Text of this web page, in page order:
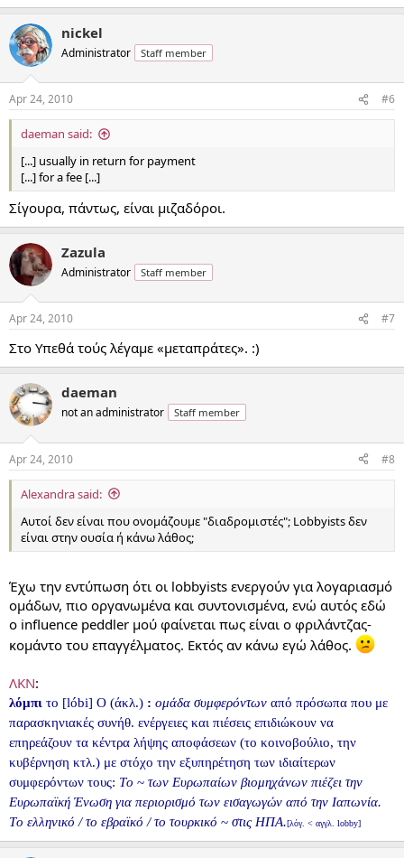
nickel
Administrator Staff member
Apr 24, 2010 #6
daeman said:
[...] usually in return for payment
[...] for a fee [...]
Σίγουρα, πάντως, είναι μιζαδόροι.
Zazula
Administrator Staff member
Apr 24, 2010 #7
Στο Υπεθά τούς λέγαμε «μεταπράτες». :)
daeman
not an administrator Staff member
Apr 24, 2010 #8
Alexandra said:
Αυτοί δεν είναι που ονομάζουμε "διαδρομιστές"; Lobbyists δεν
είναι στην ουσία ή κάνω λάθος;
Έχω την εντύπωση ότι οι lobbyists ενεργούν για λογαριασμό
ομάδων, πιο οργανωμένα και συντονισμένα, ενώ αυτός εδώ
ο influence peddler μού φαίνεται πως είναι ο φριλάντζας-
κομάντο του επαγγέλματος. Εκτός αν κάνω εγώ λάθος.
ΛΚΝ:
λόμπι το [lóbi] O (άκλ.) : ομάδα συμφερόντων από πρόσωπα που με
παρασκηνιακές συνήθ. ενέργειες και πιέσεις επιδιώκουν να
επηρεάζουν τα κέντρα λήψης αποφάσεων (το κοινοβούλιο, την
κυβέρνηση κτλ.) με στόχο την εξυπηρέτηση των ιδιαίτερων
συμφερόντων τους: Tο ~ των Eυρωπαίων βιομηχάνων πιέζει την
Eυρωπαϊκή Ένωση για περιορισμό των εισαγωγών από την Iαπωνία.
Tο ελληνικό / το εβραϊκό / το τουρκικό ~ στις HΠA.[λόγ. < αγγλ. lobby]